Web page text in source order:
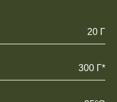
20 Г
300 Г*